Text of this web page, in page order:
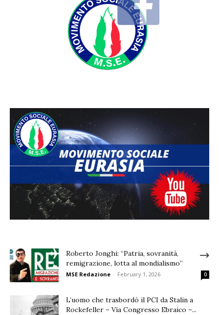
Roberto Jonghi: “Patria, sovranità,
remigrazione, lotta al mondialismo”
MSE Redazione - February 1, 2026 0
L’uomo che trasbordò il PCI da Stalin a
Rockefeller – Via Congresso Ebraico –...